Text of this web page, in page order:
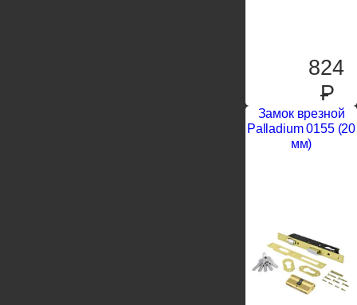
824
P
Замок врезной
Palladium 0155 (20
мм)